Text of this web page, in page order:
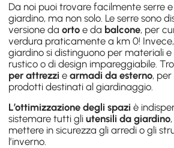
Da noi puoi trovare facilmenteserre
giardino, ma non solo. Le serre sono
versione daorto e da balcone, per
verdura praticamente a km 0!
giardino si distinguono per materiali e
rustico o di design impareggiabile.
per attrezzi earmadi da esterno,
prodotti destinati al giardinaggio.
L’ottimizzazione degli spazi è
sistemare tutti gliutensili da giardino
mettere in sicurezza gli arredi o gli
l’inverno.